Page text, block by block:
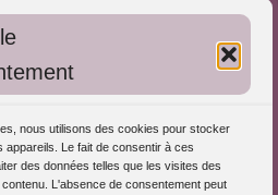
nous utilisons des cookies pour stocker
Le fait de consentir à ces
des données telles que les visites des
L'absence de consentement peut
pratiques